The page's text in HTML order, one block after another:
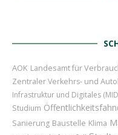
AOK Landesamt für
Zentraler Verkehrs- und
Infrastruktur und Digitales
Studium
Sanierung Baustelle Klima